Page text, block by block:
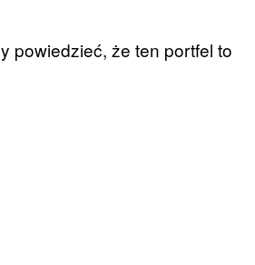
powiedzieć, że ten portfel to